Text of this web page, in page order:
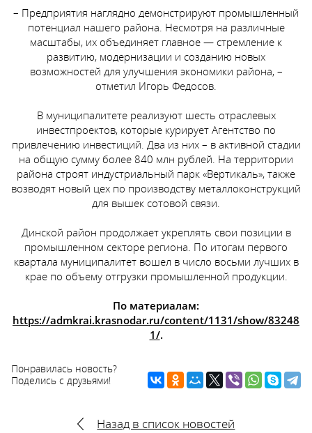
– Предприятия наглядно демонстрируют промышленный
потенциал нашего района. Несмотря на различные
масштабы, их объединяет главное — стремление к
развитию, модернизации и созданию новых
возможностей для улучшения экономики района, –
отметил Игорь Федосов.
В муниципалитете реализуют шесть отраслевых
инвестпроектов, которые курирует Агентство по
привлечению инвестиций. Два из них – в активной стадии
на общую сумму более 840 млн рублей. На территории
района строят индустриальный парк «Вертикаль», также
возводят новый цех по производству металлоконструкций
для вышек сотовой связи.
Динской район продолжает укреплять свои позиции в
промышленном секторе региона. По итогам первого
квартала муниципалитет вошел в число восьми лучших в
крае по объему отгрузки промышленной продукции.
По материалам:
https://admkrai.krasnodar.ru/content/1131/show/83248
1/.
Понравилась новость?
Поделись с друзьями!
Назад в список новостей